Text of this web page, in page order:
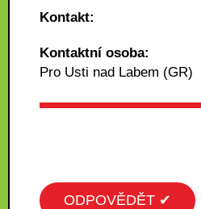
Kontakt:
Kontaktní osoba:
Pro Usti nad Labem (GR)
ODPOVĚDĚT ✔